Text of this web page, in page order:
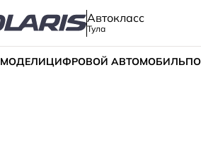
Автокласс
Тула
МОДЕЛИЦИФРОВОЙ АВТОМОБИЛЬ